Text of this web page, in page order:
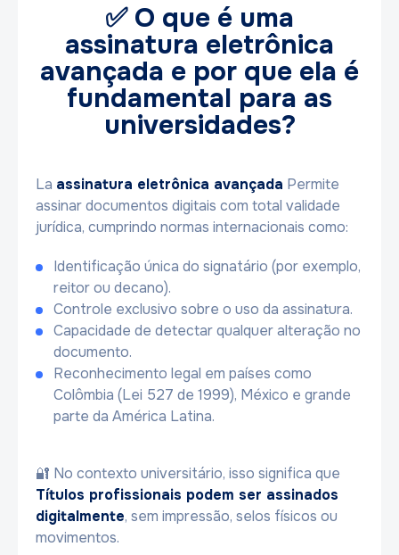
✅ O que é uma
assinatura eletrônica
avançada e por que ela é
fundamental para as
universidades?
La assinatura eletrônica avançada Permite
assinar documentos digitais com total validade
jurídica, cumprindo normas internacionais como:
Identificação única do signatário (por exemplo,
reitor ou decano).
Controle exclusivo sobre o uso da assinatura.
Capacidade de detectar qualquer alteração no
documento.
Reconhecimento legal em países como
Colômbia (Lei 527 de 1999), México e grande
parte da América Latina.
🔐 No contexto universitário, isso significa que
Títulos profissionais podem ser assinados
digitalmente, sem impressão, selos físicos ou
movimentos.